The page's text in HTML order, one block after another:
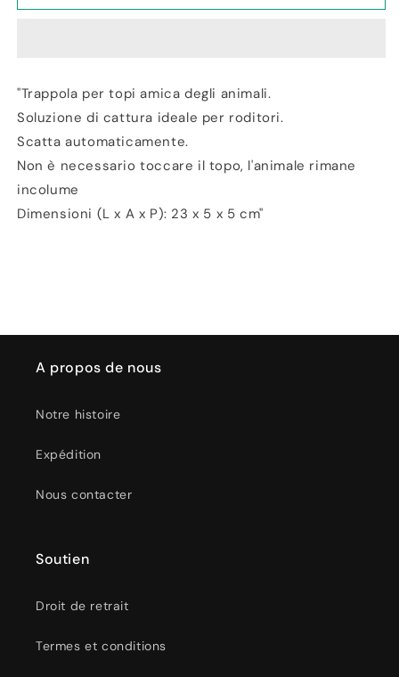
Souricière
Souricière
"Trappola per topi amica degli animali.
Soluzione di cattura ideale per roditori.
Scatta automaticamente.
Non è necessario toccare il topo, l'animale rimane
incolume
Dimensioni (L x A x P): 23 x 5 x 5 cm"
A propos de nous
Notre histoire
Expédition
Nous contacter
Soutien
Droit de retrait
Termes et conditions